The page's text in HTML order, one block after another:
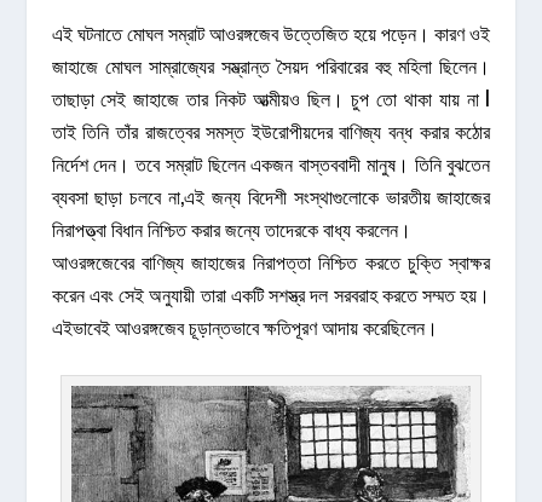
এই ঘটনাতে মোঘল সম্রাট আওরঙ্গজেব উত্তেজিত হয়ে পড়েন। কারণ ওই
জাহাজে মোঘল সাম্রাজ্যের সম্ভ্রান্ত সৈয়দ পরিবারের বহু মহিলা ছিলেন।
তাছাড়া সেই জাহাজে তার নিকট আত্মীয়ও ছিল। চুপ তো থাকা যায় না l
তাই তিনি তাঁর রাজত্বের সমস্ত ইউরোপীয়দের বাণিজ্য বন্ধ করার কঠোর
নির্দেশ দেন। তবে সম্রাট ছিলেন একজন বাস্তববাদী মানুষ। তিনি বুঝতেন
ব্যবসা ছাড়া চলবে না,এই জন্য বিদেশী সংস্থাগুলোকে ভারতীয় জাহাজের
নিরাপত্ত্বা বিধান নিশ্চিত করার জন্যে তাদেরকে বাধ্য করলেন।
আওরঙ্গজেবের বাণিজ্য জাহাজের নিরাপত্তা নিশ্চিত করতে চুক্তি স্বাক্ষর
করেন এবং সেই অনুযায়ী তারা একটি সশস্ত্র দল সরবরাহ করতে সম্মত হয়।
এইভাবেই আওরঙ্গজেব চূড়ান্তভাবে ক্ষতিপূরণ আদায় করেছিলেন।